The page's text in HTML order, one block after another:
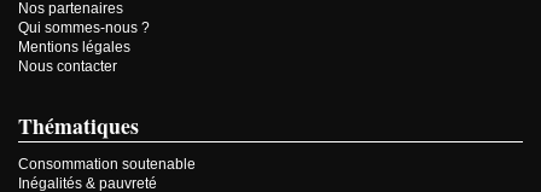
Nos partenaires
Qui sommes-nous ?
Mentions légales
Nous contacter
Thématiques
Consommation soutenable
Inégalités & pauvreté